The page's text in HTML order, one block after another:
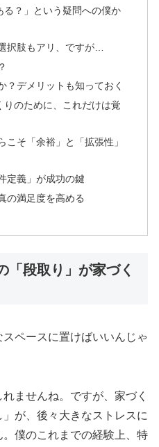
る？」という疑問への僕か
択肢もアリ、ですが…
？デメリットも知っておく
りのために、これだけは覚
こそ「余裕」と「拡張性」
定義」が成功の鍵
の満足度を高める
「段取り」が家づく
スペースに置けばいいんじゃ
ませんね。ですが、家づく
が、後々大きなストレスに
僕のこれまでの経験上、特